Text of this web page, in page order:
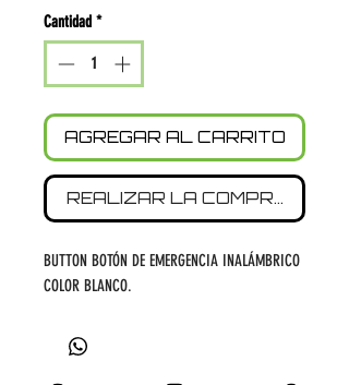
Cantidad *
AGREGAR AL CARRITO
REALIZAR LA COMPRA
BUTTON BOTÓN DE EMERGENCIA INALÁMBRICO
COLOR BLANCO.